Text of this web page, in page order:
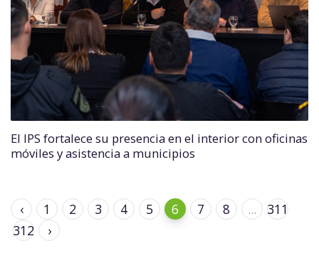
El IPS fortalece su presencia en el interior con oficinas
móviles y asistencia a municipios
‹ 1 2 3 4 5 6 7 8 ...
311
312
›